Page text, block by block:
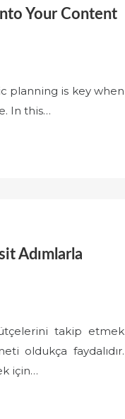
Your Content
planning is key when
In this…
Adımlarla
takip etmek
oldukça faydalıdır.
için…